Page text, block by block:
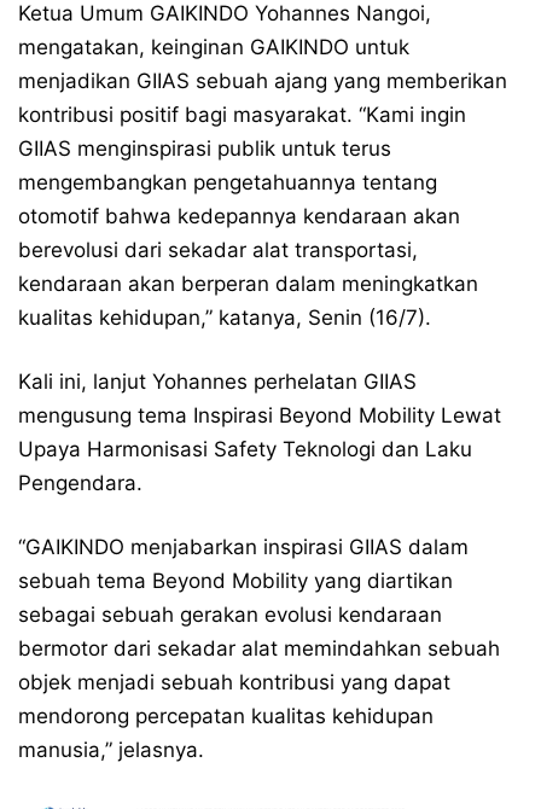
Ketua Umum GAIKINDO Yohannes Nangoi,
mengatakan, keinginan GAIKINDO untuk
menjadikan GIIAS sebuah ajang yang memberikan
kontribusi positif bagi masyarakat. “Kami ingin
GIIAS menginspirasi publik untuk terus
mengembangkan pengetahuannya tentang
otomotif bahwa kedepannya kendaraan akan
berevolusi dari sekadar alat transportasi,
kendaraan akan berperan dalam meningkatkan
kualitas kehidupan,” katanya, Senin (16/7).
Kali ini, lanjut Yohannes perhelatan GIIAS
mengusung tema Inspirasi Beyond Mobility Lewat
Upaya Harmonisasi Safety Teknologi dan Laku
Pengendara.
“GAIKINDO menjabarkan inspirasi GIIAS dalam
sebuah tema Beyond Mobility yang diartikan
sebagai sebuah gerakan evolusi kendaraan
bermotor dari sekadar alat memindahkan sebuah
objek menjadi sebuah kontribusi yang dapat
mendorong percepatan kualitas kehidupan
manusia,” jelasnya.